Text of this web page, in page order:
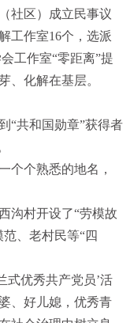
社区）成立民事议
工作室16个，选派
工作室“零距离”提
、化解在基层。
“共和国勋章”获得者
个熟悉的地名，
沟村开设了“劳模故
范、老村民等“四
式优秀共产党员’活
、好儿媳，优秀青